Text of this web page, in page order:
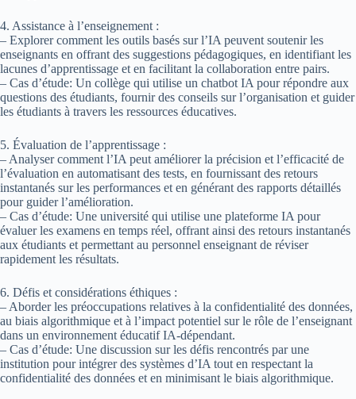
4. Assistance à l’enseignement :
– Explorer comment les outils basés sur l’IA peuvent soutenir les
enseignants en offrant des suggestions pédagogiques, en identifiant les
lacunes d’apprentissage et en facilitant la collaboration entre pairs.
– Cas d’étude: Un collège qui utilise un chatbot IA pour répondre aux
questions des étudiants, fournir des conseils sur l’organisation et guider
les étudiants à travers les ressources éducatives.
5. Évaluation de l’apprentissage :
– Analyser comment l’IA peut améliorer la précision et l’efficacité de
l’évaluation en automatisant des tests, en fournissant des retours
instantanés sur les performances et en générant des rapports détaillés
pour guider l’amélioration.
– Cas d’étude: Une université qui utilise une plateforme IA pour
évaluer les examens en temps réel, offrant ainsi des retours instantanés
aux étudiants et permettant au personnel enseignant de réviser
rapidement les résultats.
6. Défis et considérations éthiques :
– Aborder les préoccupations relatives à la confidentialité des données,
au biais algorithmique et à l’impact potentiel sur le rôle de l’enseignant
dans un environnement éducatif IA-dépendant.
– Cas d’étude: Une discussion sur les défis rencontrés par une
institution pour intégrer des systèmes d’IA tout en respectant la
confidentialité des données et en minimisant le biais algorithmique.